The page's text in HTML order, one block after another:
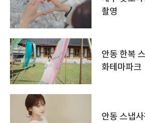
촬영
안동 한복
화테마파크
안동 스냅